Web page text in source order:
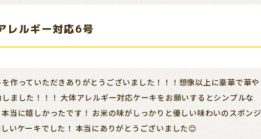
レルギー対応6号
作っていただきありがとうございました！！！想像以上に豪華で華や
ました！！！ 大体アレルギー対応ケーキをお願いするとシンプルな
当に嬉しかったです！ お米の味がしっかりと優しい味わいのスポンジ
いケーキでした！ 本当にありがとうございました😊